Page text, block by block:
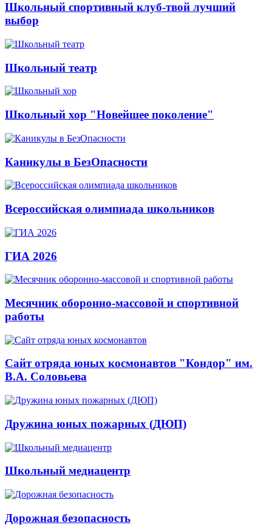
Школьный спортивный клуб-твой лучший
выбор
Школьный театр
Школьный хор "Новейшее поколение"
Каникулы в БезОпасности
Всероссийская олимпиада школьников
ГИА 2026
Месячник оборонно-массовой и спортивной
работы
Сайт отряда юных космонавтов "Кондор" им.
В.А. Соловьева
Дружина юных пожарных (ДЮП)
Школьный медиацентр
Дорожная безопасность